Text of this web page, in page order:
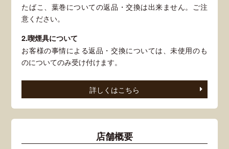
たばこ、葉巻についての返品・交換は出来ません。ご注
意ください。
2.喫煙具について
お客様の事情による返品・交換については、未使用のも
のについてのみ受け付けます。
詳しくはこちら
店舗概要